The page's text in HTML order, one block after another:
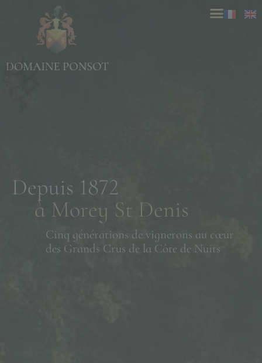
Depuis 1872
à Morey St Denis
Cinq générations de vignerons au cœur
des Grands Crus de la Côte de Nuits